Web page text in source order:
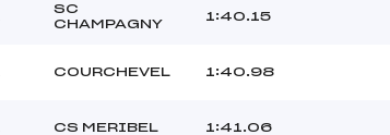
SC
CHAMPAGNY
1:40.15
COURCHEVEL 1:40.98
CS MERIBEL 1:41.06